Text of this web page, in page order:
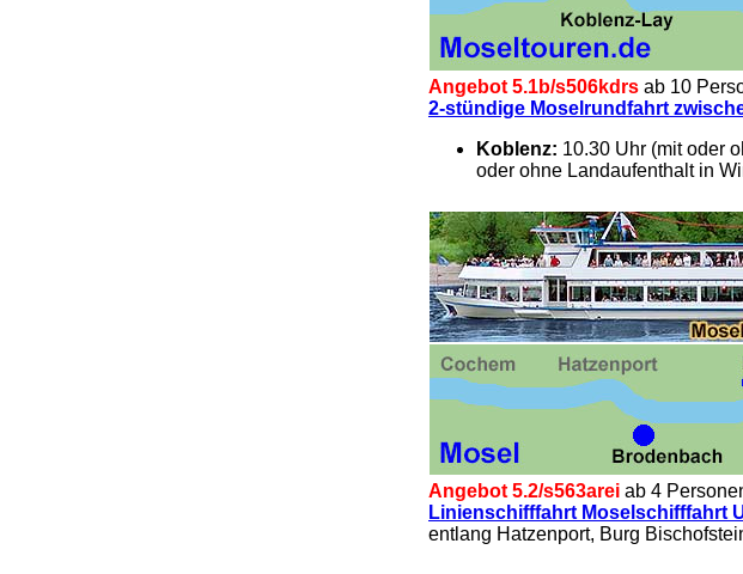
Angebot 5.1b/s506kdrs ab 10
2-stündige Moselrundfahrt
Koblenz: 10.30 Uhr (mit oder
oder ohne Landaufenthalt in
Angebot 5.2/s563arei ab 4
Linienschifffahrt Moselschifffahrt
entlang Hatzenport, Burg